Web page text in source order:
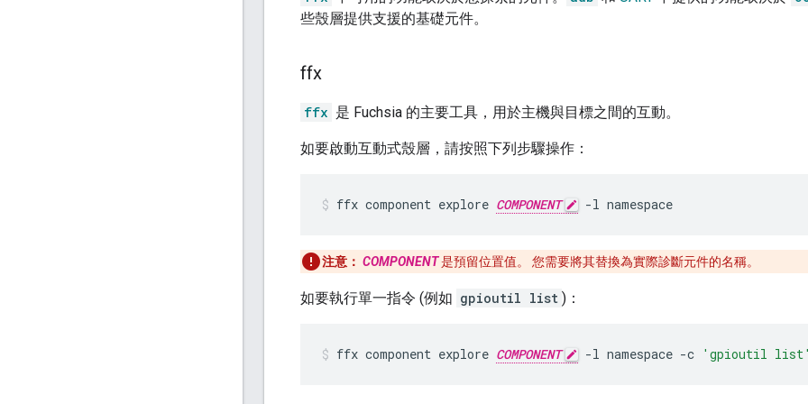
些殼層提供支援的基礎元件。
ffx
ffx 是 Fuchsia 的主要工具，用於主機與目標之間的互動。
如要啟動互動式殼層，請按照下列步驟操作：
ffx component explore COMPONENT -l namespace
注意： COMPONENT是預留位置值。 您需要將其替換為實際診斷元件的名稱。
如要執行單一指令 (例如 gpioutil list )：
ffx component explore COMPONENT -l namespace -c 'gpioutil